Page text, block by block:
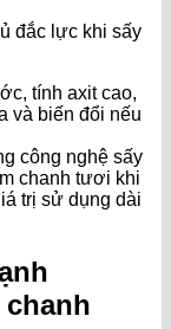
đắc lực khi sấy
tính axit cao,
và biến đổi nếu
công nghệ sấy
chanh tươi khi
trị sử dụng dài
chanh